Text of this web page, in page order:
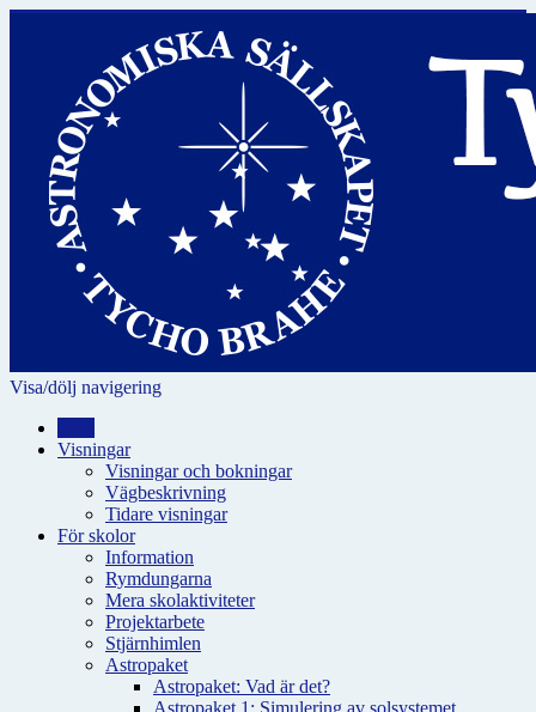
Visa/dölj navigering
Visningar
Visningar och bokningar
Vägbeskrivning
Tidare visningar
För skolor
Information
Rymdungarna
Mera skolaktiviteter
Projektarbete
Stjärnhimlen
Astropaket
Astropaket: Vad är det?
Astropaket 1: Simulering av solsystemet